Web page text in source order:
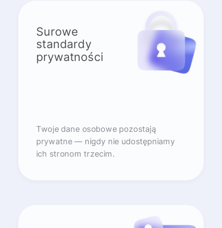
Surowe
standardy
prywatności
Twoje dane osobowe pozostają
prywatne — nigdy nie udostępniamy
ich stronom trzecim.